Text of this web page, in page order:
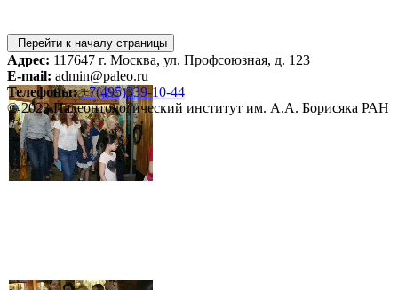
Перейти к началу страницы
Адрес: 117647 г. Москва, ул. Профсоюзная, д. 123
E-mail: admin@paleo.ru
Телефоны: +7(495)339-10-44
© 2023 Палеонтологический институт им. А.А. Борисяка РАН